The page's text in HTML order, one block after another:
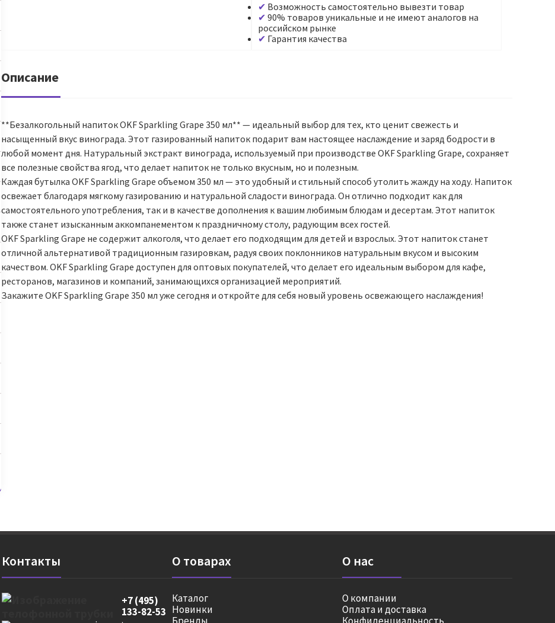
Возможность самостоятельно вывезти товар
90% товаров уникальные и не имеют аналогов на
российском рынке
Гарантия качества
Описание
**Безалкогольный напиток OKF Sparkling Grape 350 мл** — идеальный выбор для тех, кто ценит свежесть и
насыщенный вкус винограда. Этот газированный напиток подарит вам настоящее наслаждение и заряд бодрости в
любой момент дня. Натуральный экстракт винограда, используемый при производстве OKF Sparkling Grape, сохраняет
все полезные свойства ягод, что делает напиток не только вкусным, но и полезным.
Каждая бутылка OKF Sparkling Grape объемом 350 мл — это удобный и стильный способ утолить жажду на ходу. Напиток
освежает благодаря мягкому газированию и натуральной сладости винограда. Он отлично подходит как для
самостоятельного употребления, так и в качестве дополнения к вашим любимым блюдам и десертам. Этот напиток
также станет изысканным аккомпанементом к праздничному столу, радующим всех гостей.
OKF Sparkling Grape не содержит алкоголя, что делает его подходящим для детей и взрослых. Этот напиток станет
отличной альтернативой традиционным газировкам, радуя своих поклонников натуральным вкусом и высоким
качеством. OKF Sparkling Grape доступен для оптовых покупателей, что делает его идеальным выбором для кафе,
ресторанов, магазинов и компаний, занимающихся организацией мероприятий.
Закажите OKF Sparkling Grape 350 мл уже сегодня и откройте для себя новый уровень освежающего наслаждения!
Контакты
+7 (495)
133-82-53
О товарах
Каталог
Новинки
О нас
О компании
Оплата и доставка